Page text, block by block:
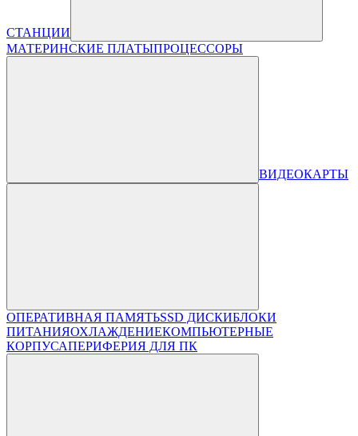
СТАНЦИИ
МАТЕРИНСКИЕ ПЛАТЫПРОЦЕССОРЫ
ВИДЕОКАРТЫ
ОПЕРАТИВНАЯ ПАМЯТЬSSD ДИСКИБЛОКИ
ПИТАНИЯОХЛАЖДЕНИЕКОМПЬЮТЕРНЫЕ
КОРПУСАПЕРИФЕРИЯ ДЛЯ ПК